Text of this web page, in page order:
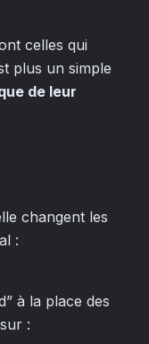
celles qui
plus un simple
de leur
changent les
:
à la place des
: